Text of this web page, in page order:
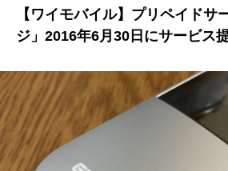
【ワイモバイル】プリペイドサ
ジ」2016年6月30日にサービス